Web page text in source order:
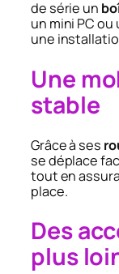
de série un
un mini PC
une
Une
stable
Grâce à ses
se déplace
tout en
place.
Des
plus